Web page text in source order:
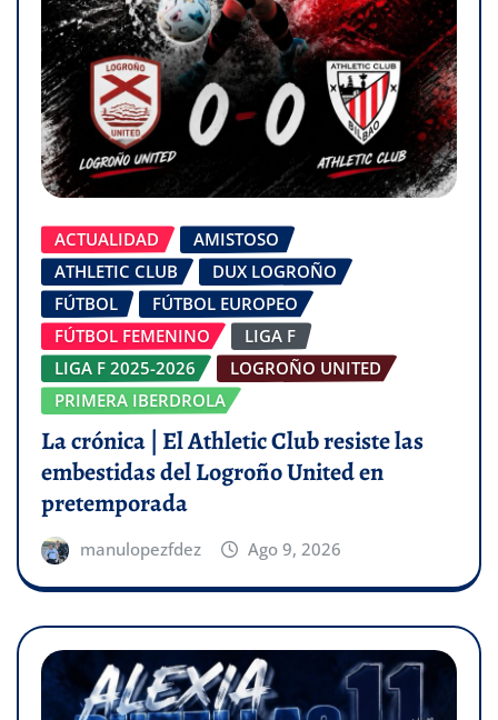
ACTUALIDAD
AMISTOSO
ATHLETIC CLUB
DUX LOGROÑO
FÚTBOL
FÚTBOL EUROPEO
FÚTBOL FEMENINO
LIGA F
LIGA F 2025-2026
LOGROÑO UNITED
PRIMERA IBERDROLA
La crónica | El Athletic Club resiste las
embestidas del Logroño United en
pretemporada
manulopezfdez Ago 9, 2026